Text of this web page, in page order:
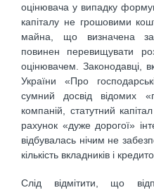
оцінювача у випадку
капіталу не грошовими
майна, що визначена
повинен перевищувати
оцінювачем. Законодавці,
України «Про
сумний досвід відомих
компаній, статутний
рахунок «дуже дорогої»
відбувалась нічим не
кількість вкладників і
Слід відмітити, що